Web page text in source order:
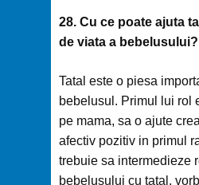
28. Cu ce poate ajuta
de viata a bebelusului?
Tatal este o piesa
bebelusul. Primul lui rol
pe mama, sa o ajute
afectiv pozitiv in primul
trebuie sa intermedieze
bebelusului cu tatal,